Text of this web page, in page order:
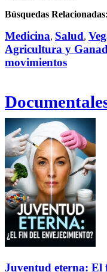
Búsquedas Relacionadas:
Medicina, Salud,
Agricultura y
movimientos
Juventud eterna: El